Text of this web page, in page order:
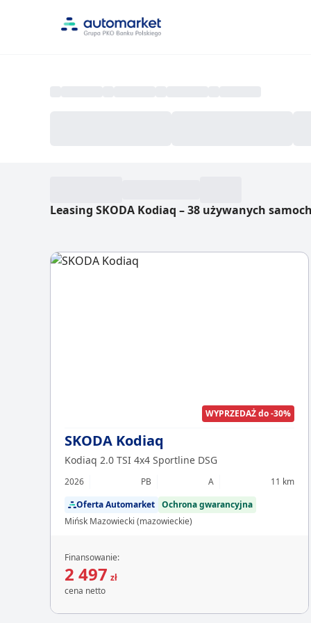
Leasing SKODA Kodiaq –38 używanych
WYPRZEDAŻ do -30%
SKODA Kodiaq
Kodiaq 2.0 TSI 4x4 Sportline DSG
2026 PB A
11 km
Oferta Automarket Ochrona gwarancyjna
Mińsk Mazowiecki (mazowieckie)
Finansowanie:
2 497 zł
cena netto